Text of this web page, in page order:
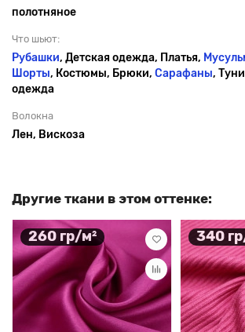
полотняное
Что шьют:
Рубашки, Детская одежда, Платья,
Шорты, Костюмы, Брюки, Сарафаны,
одежда
Волокна
Лен, Вискоза
Другие ткани в этом оттенке:
260 гр/м² 340